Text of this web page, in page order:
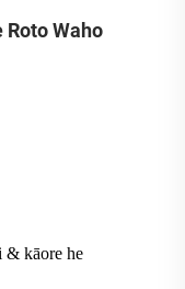
Waho
& kāore he